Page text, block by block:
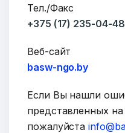
Тел./Факс
+375 (17) 235-04-48
Веб-сайт
basw-ngo.by
Если Вы нашли
представленных
пожалуйста